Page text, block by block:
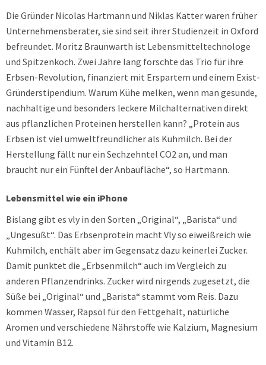
Die Gründer Nicolas Hartmann und Niklas Katter waren früher
Unternehmensberater, sie sind seit ihrer Studienzeit in Oxford
befreundet. Moritz Braunwarth ist Lebensmitteltechnologe
und Spitzenkoch. Zwei Jahre lang forschte das Trio für ihre
Erbsen-Revolution, finanziert mit Erspartem und einem Exist-
Gründerstipendium. Warum Kühe melken, wenn man gesunde,
nachhaltige und besonders leckere Milchalternativen direkt
aus pflanzlichen Proteinen herstellen kann? „Protein aus
Erbsen ist viel umweltfreundlicher als Kuhmilch. Bei der
Herstellung fällt nur ein Sechzehntel CO2 an, und man
braucht nur ein Fünftel der Anbaufläche“, so Hartmann.
Lebensmittel wie ein iPhone
Bislang gibt es vly in den Sorten „Original“, „Barista“ und
„Ungesüßt“. Das Erbsenprotein macht Vly so eiweißreich wie
Kuhmilch, enthält aber im Gegensatz dazu keinerlei Zucker.
Damit punktet die „Erbsenmilch“ auch im Vergleich zu
anderen Pflanzendrinks. Zucker wird nirgends zugesetzt, die
Süße bei „Original“ und „Barista“ stammt vom Reis. Dazu
kommen Wasser, Rapsöl für den Fettgehalt, natürliche
Aromen und verschiedene Nährstoffe wie Kalzium, Magnesium
und Vitamin B12.